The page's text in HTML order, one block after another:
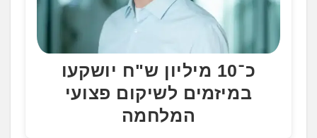
כ־10 מיליון ש"ח יושקעו
במיזמים לשיקום פצועי
המלחמה